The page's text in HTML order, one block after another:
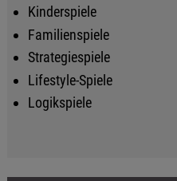
Kinderspiele
Familienspiele
Strategiespiele
Lifestyle-Spiele
Logikspiele